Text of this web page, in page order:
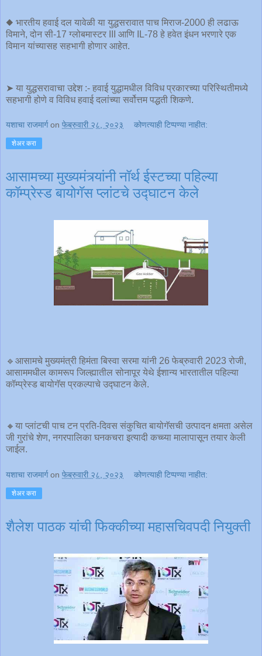
◆ भारतीय हवाई दल यावेळी या युद्धसरावात पाच मिराज-2000 ही लढाऊ
विमाने, दोन सी-17 ग्लोबमास्टर III आणि IL-78 हे हवेत इंधन भरणारे एक
विमान यांच्यासह सहभागी होणार आहेत.
➤ या युद्धसरावाचा उद्देश :- हवाई युद्धामधील विविध प्रकारच्या परिस्थितीमध्ये
सहभागी होणे व विविध हवाई दलांच्या सर्वोत्तम पद्धती शिकणे.
यशाचा राजमार्ग on फेब्रुवारी २८, २०२३ कोणत्याही टिप्पण्‍या नाहीत:
शेअर करा
आसामच्या मुख्यमंत्र्यांनी नॉर्थ ईस्टच्या पहिल्या
कॉम्प्रेस्ड बायोगॅस प्लांटचे उद्घाटन केले
🔹आसामचे मुख्यमंत्री हिमंता बिस्वा सरमा यांनी 26 फेब्रुवारी 2023 रोजी,
आसाममधील कामरूप जिल्ह्यातील सोनापूर येथे ईशान्य भारतातील पहिल्या
कॉम्प्रेस्ड बायोगॅस प्रकल्पाचे उद्घाटन केले.
🔸या प्लांटची पाच टन प्रति-दिवस संकुचित बायोगॅसची उत्पादन क्षमता असेल
जी गुरांचे शेण, नगरपालिका घनकचरा इत्यादी कच्च्या मालापासून तयार केली
जाईल.
यशाचा राजमार्ग on फेब्रुवारी २८, २०२३ कोणत्याही टिप्पण्‍या नाहीत:
शेअर करा
शैलेश पाठक यांची फिक्कीच्या महासचिवपदी नियुक्ती